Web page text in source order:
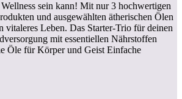
sein kann! Mit nur 3 hochwertigen
und ausgewählten ätherischen Ölen
vitaleres Leben. Das Starter-Trio für deinen
mit essentiellen Nährstoffen
Öle für Körper und Geist Einfache